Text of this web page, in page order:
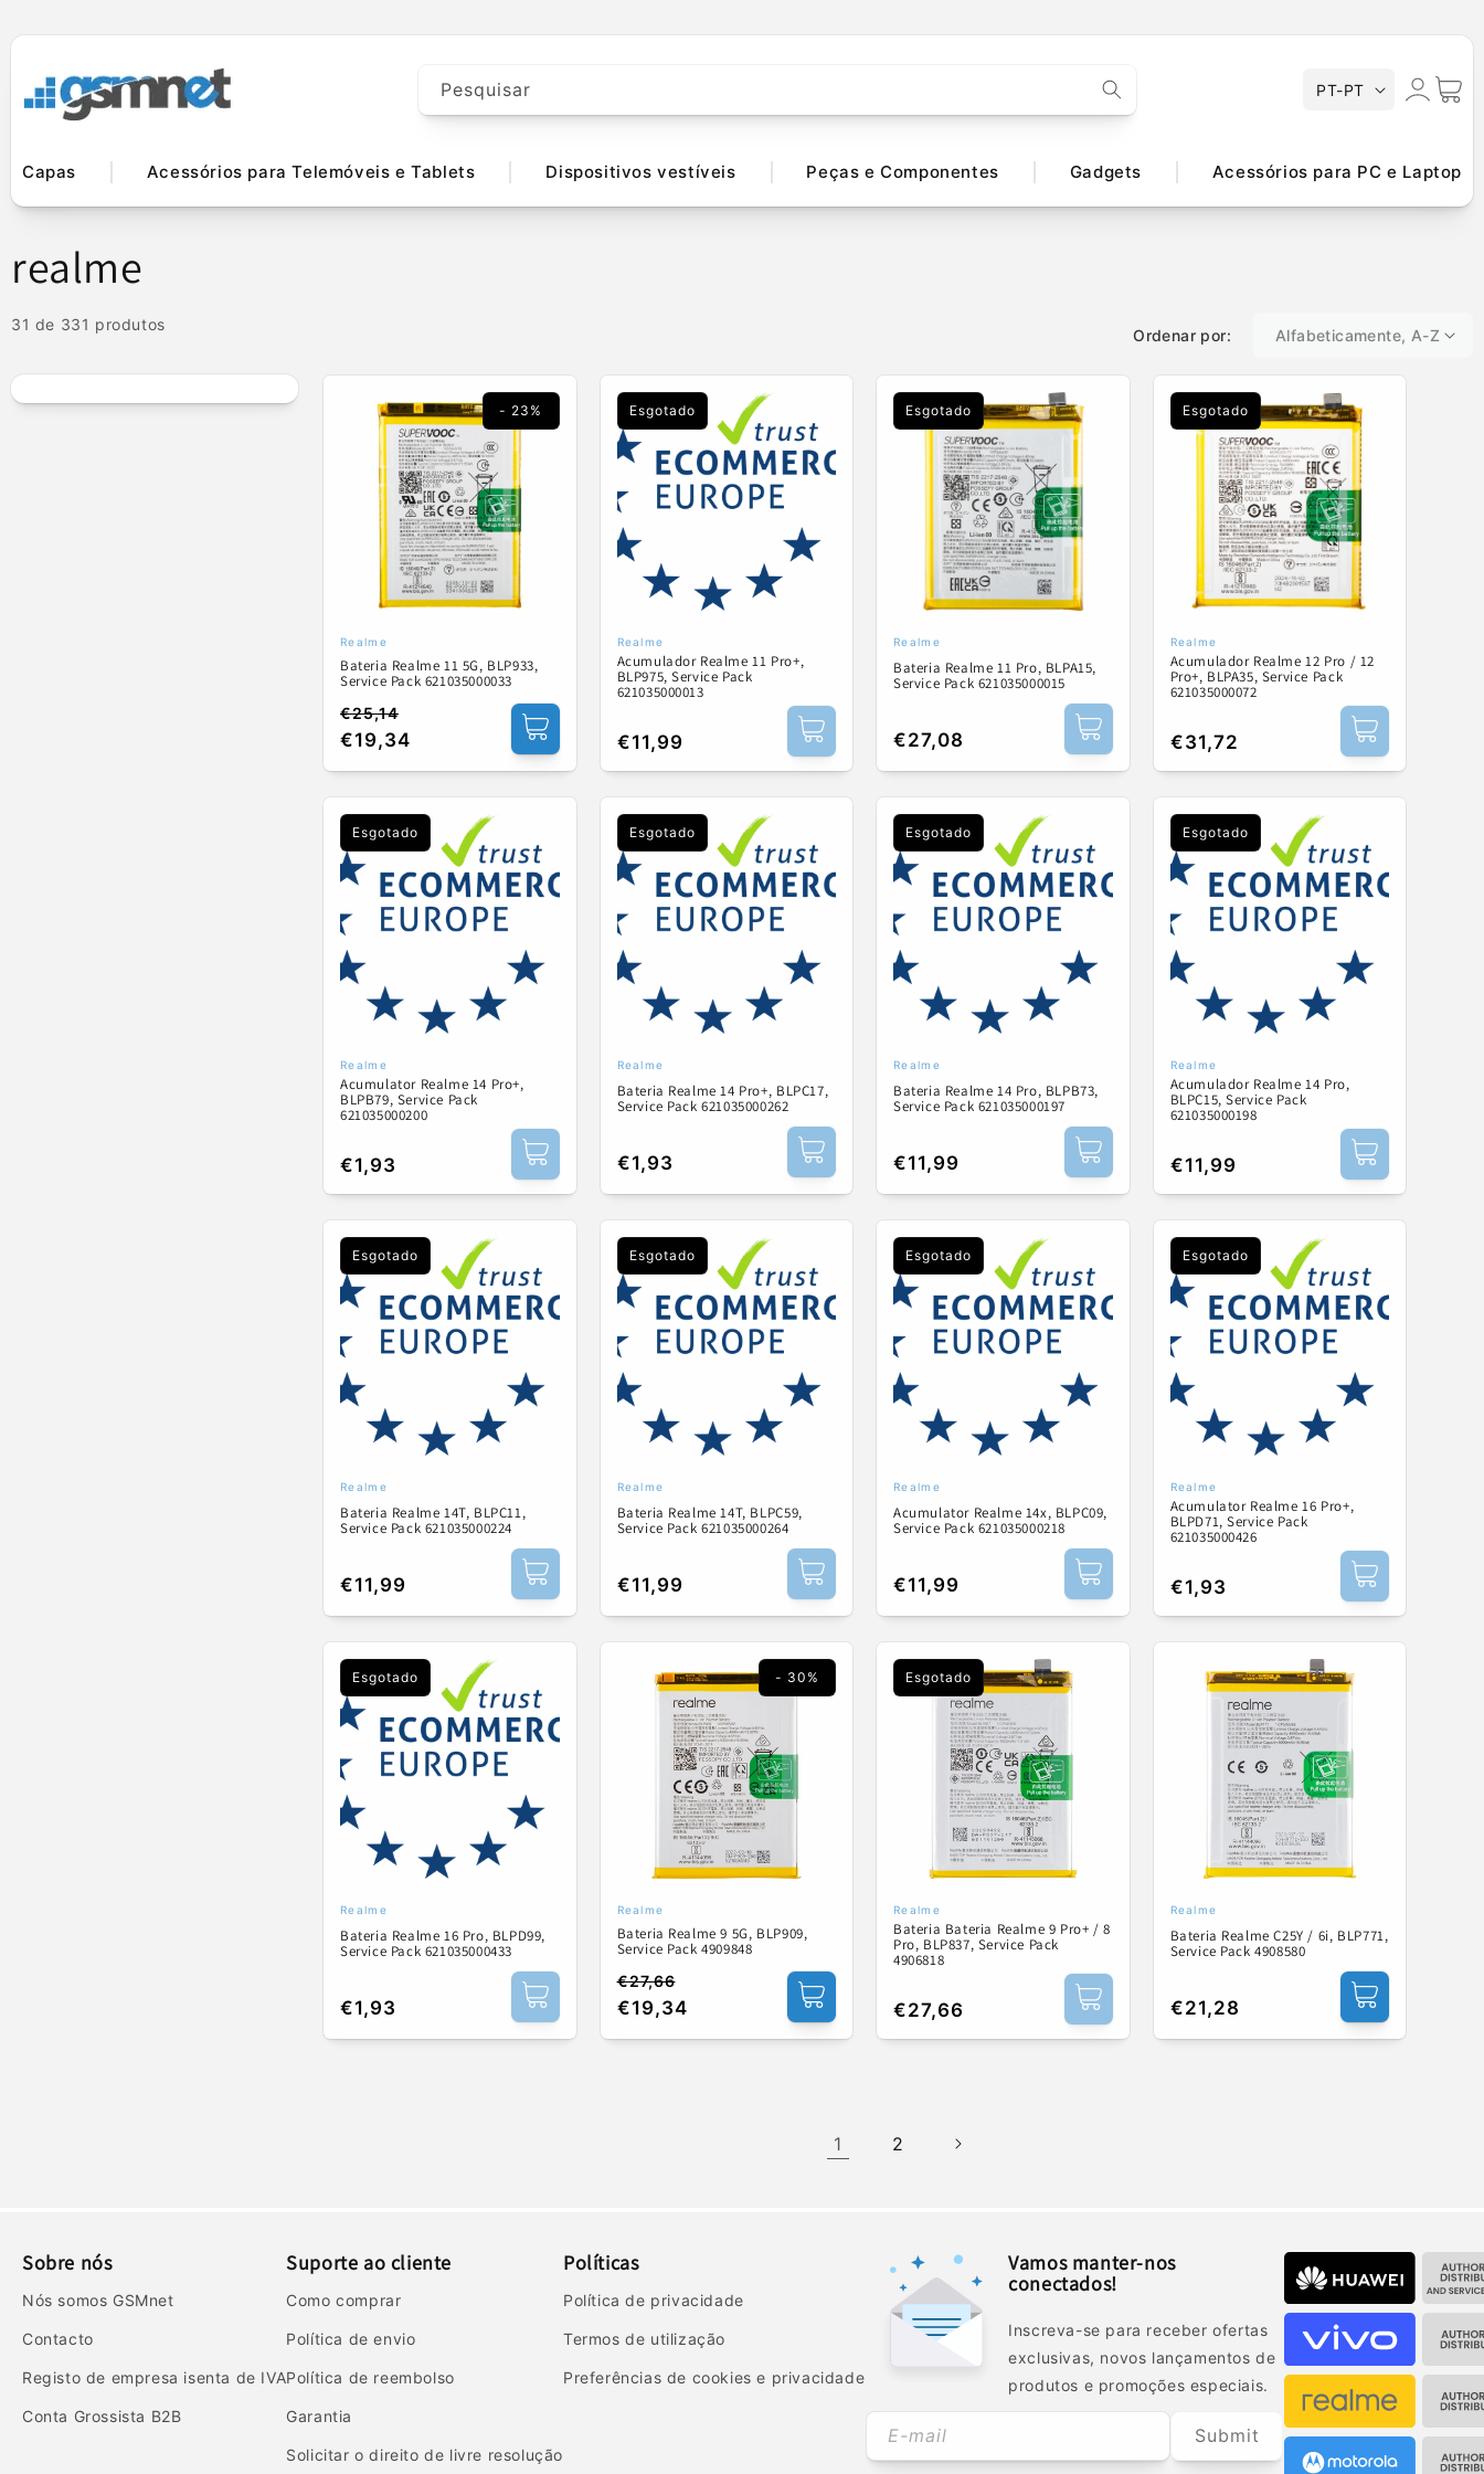
Pesquisar
o
PT-PT
Iniciar
sessão
Capas Acessórios para Telemóveis e Tablets Dispositivos vestíveis Peças e Componentes Gadgets Acessórios para PC e Laptop
C
o
l
e
realme
31 de 331 produtos
Ordenar por:
- 23%
Fornecedor:
Realme
Bateria Realme 11 5G, BLP933,
Service Pack 621035000033
Preço
€25,14
Preço
€19,34
Esgotado
Fornecedor:
Realme
Acumulador Realme 11 Pro+,
BLP975, Service Pack
621035000013
Preço
normal
€11,99
Esgotado
Fornecedor:
Realme
Bateria Realme 11 Pro, BLPA15,
Service Pack 621035000015
Preço
normal
€27,08
Esgotado
Fornecedor:
Realme
Acumulador Realme 12 Pro / 12
Pro+, BLPA35, Service Pack
621035000072
Preço
normal
€31,72
Esgotado
Fornecedor:
Realme
Acumulator Realme 14 Pro+,
BLPB79, Service Pack
621035000200
Preço
normal
€1,93
Esgotado
Fornecedor:
Realme
Bateria Realme 14 Pro+, BLPC17,
Service Pack 621035000262
Preço
normal
€1,93
Esgotado
Fornecedor:
Realme
Bateria Realme 14 Pro, BLPB73,
Service Pack 621035000197
Preço
normal
€11,99
Esgotado
Fornecedor:
Realme
Acumulador Realme 14 Pro,
BLPC15, Service Pack
621035000198
Preço
normal
€11,99
Esgotado
Fornecedor:
Realme
Bateria Realme 14T, BLPC11,
Service Pack 621035000224
Preço
normal
€11,99
Esgotado
Fornecedor:
Realme
Bateria Realme 14T, BLPC59,
Service Pack 621035000264
Preço
normal
€11,99
Esgotado
Fornecedor:
Realme
Acumulator Realme 14x, BLPC09,
Service Pack 621035000218
Preço
normal
€11,99
Esgotado
Fornecedor:
Realme
Acumulator Realme 16 Pro+,
BLPD71, Service Pack
621035000426
Preço
normal
€1,93
Esgotado
Fornecedor:
Realme
Bateria Realme 16 Pro, BLPD99,
Service Pack 621035000433
Preço
normal
€1,93
- 30%
Fornecedor:
Realme
Bateria Realme 9 5G, BLP909,
Service Pack 4909848
Preço
€27,66
Preço
€19,34
Esgotado
Fornecedor:
Realme
Bateria Bateria Realme 9 Pro+ / 8
Pro, BLP837, Service Pack
4906818
Preço
normal
€27,66
Fornecedor:
Realme
Bateria Realme C25Y / 6i, BLP771,
Service Pack 4908580
Preço
normal
€21,28
1 2
Sobre nós
Nós somos GSMnet
Contacto
Registo de empresa isenta de IVA
Conta Grossista B2B
Suporte ao cliente
Como comprar
Política de envio
Política de reembolso
Garantia
Solicitar o direito de livre resolução
Políticas
Política de privacidade
Termos de utilização
Preferências de cookies e privacidade
Vamos manter-nos
conectados!
Inscreva-se para receber ofertas
exclusivas, novos lançamentos de
produtos e promoções especiais.
E-mail Submit